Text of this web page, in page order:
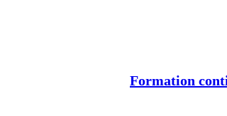
Formation